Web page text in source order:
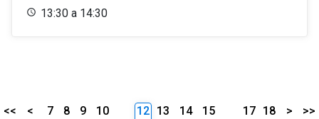
13:30 a 14:30
<< < 7 8 9
10
12 13 14
15
17 18 > >>